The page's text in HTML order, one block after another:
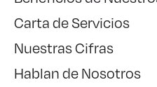
Carta de Servicios
Nuestras Cifras
Hablan de Nosotros